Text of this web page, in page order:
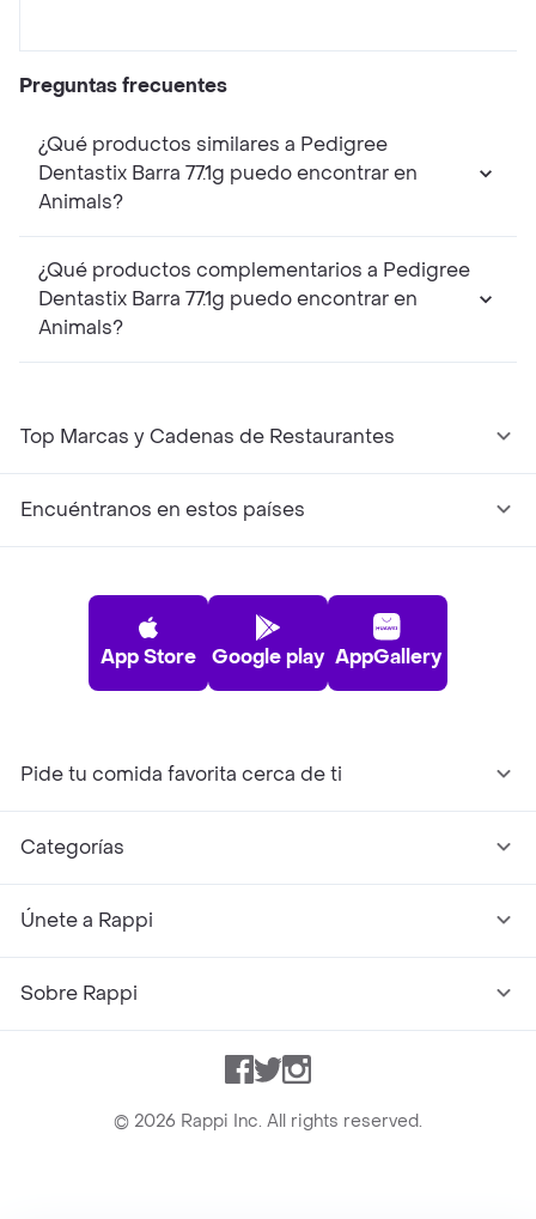
Preguntas frecuentes
¿Qué productos similares a Pedigree
Dentastix Barra 77.1g puedo encontrar en
Animals?
¿Qué productos complementarios a Pedigree
Dentastix Barra 77.1g puedo encontrar en
Animals?
Top Marcas y Cadenas de Restaurantes
Encuéntranos en estos países
App Store Google play AppGallery
Pide tu comida favorita cerca de ti
Categorías
Únete a Rappi
Sobre Rappi
Facebook
TwitterInstagram
© 2026 Rappi Inc. All rights reserved.